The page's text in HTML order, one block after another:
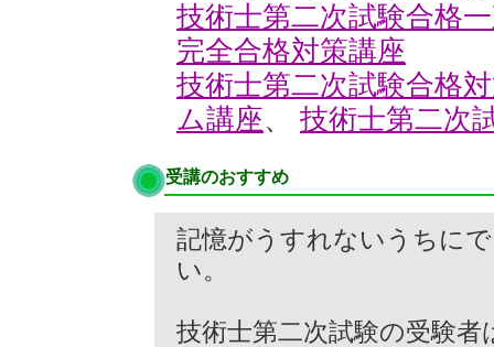
技術士第二次試験合格
完全合格対策講座
技術士第二次試験合格
ム講座、 技術士第二次
受講のおすすめ
記憶がうすれないうちに
い。
技術士第二次試験の受験